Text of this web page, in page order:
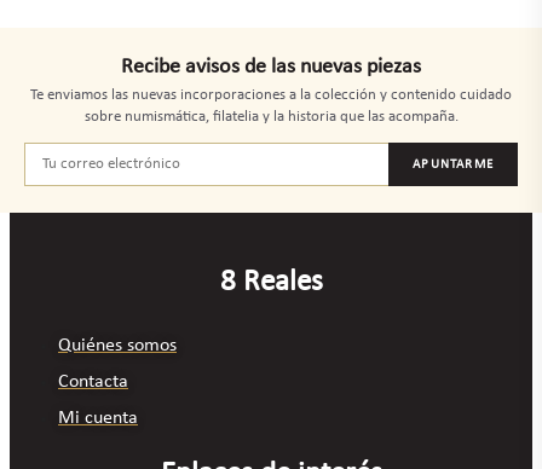
Recibe avisos de las nuevas piezas
Te enviamos las nuevas incorporaciones a la colección y contenido cuidado
sobre numismática, filatelia y la historia que las acompaña.
APUNTARME
8 Reales
Quiénes somos
Contacta
Mi cuenta